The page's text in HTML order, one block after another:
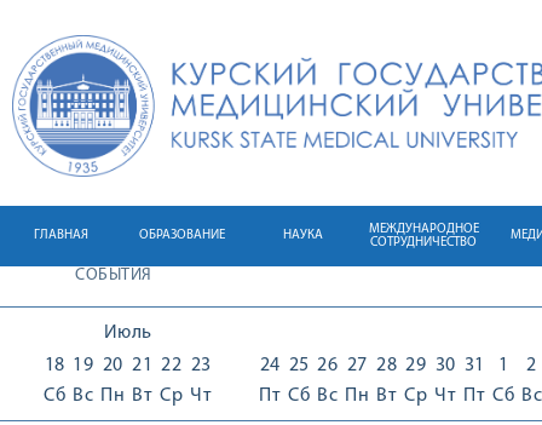
ГЛАВНАЯ ОБРАЗОВАНИЕ НАУКА
МЕЖДУНАРОДНОЕ
СОТРУДНИЧЕСТВО
СОБЫТИЯ
Июль
18
Сб
19
Вс
20
Пн
21
Вт
22
Ср
23
Чт
24
Пт
25
Сб
26
Вс
27
Пн
28
Вт
29
Ср
30
Чт
31
Пт
1
Сб
2
Вс